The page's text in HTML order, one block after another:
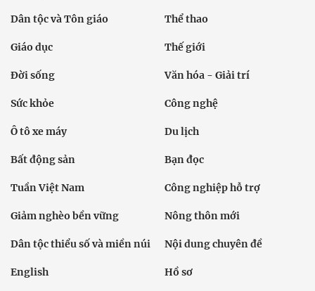
Dân tộc và Tôn giáo Thể thao
Giáo dục Thế giới
Đời sống Văn hóa - Giải trí
Sức khỏe Công nghệ
Ô tô xe máy Du lịch
Bất động sản Bạn đọc
Tuần Việt Nam Công nghiệp hỗ trợ
Giảm nghèo bền vững Nông thôn mới
Dân tộc thiểu số và miền núi Nội dung chuyên đề
English Hồ sơ